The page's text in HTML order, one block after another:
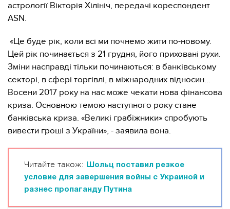
астрології Вікторія Хілініч, передачі кореспондент
ASN.
«Це буде рік, коли всі ми почнемо жити по-новому.
Цей рік починається з 21 грудня, його приховані рухи.
Зміни насправді тільки починаються: в банківському
секторі, в сфері торгівлі, в міжнародних відносин...
Восени 2017 року на нас може чекати нова фінансова
криза. Основною темою наступного року стане
банківська криза. «Великі грабіжники» спробують
вивести гроші з України», - заявила вона.
Читайте також:
Шольц поставил резкое
условие для завершения войны с Украиной и
разнес пропаганду Путина